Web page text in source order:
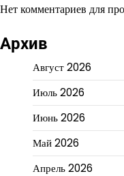
Нет комментариев для
Архив
Август 2026
Июль 2026
Июнь 2026
Май 2026
Апрель 2026